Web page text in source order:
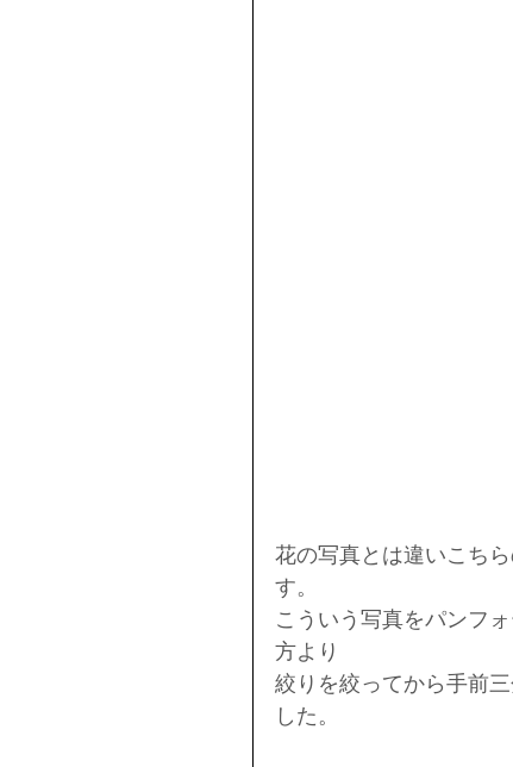
花の写真とは違いこち
す。
こういう写真をパンフ
方より
絞りを絞ってから手前
した。